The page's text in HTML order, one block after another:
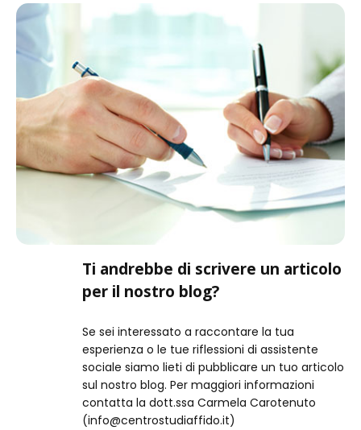
Ti andrebbe di scrivere un articolo
per il nostro blog?
Se sei interessato a raccontare la tua
esperienza o le tue riflessioni di assistente
sociale siamo lieti di pubblicare un tuo articolo
sul nostro blog. Per maggiori informazioni
contatta la dott.ssa Carmela Carotenuto
(info@centrostudiaffido.it)